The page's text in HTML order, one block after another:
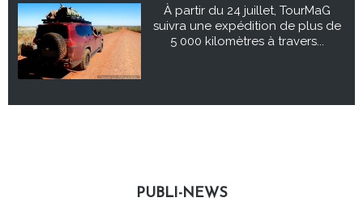
À partir du 24 juillet, TourMaG
suivra une expédition de plus de
5 000 kilomètres à travers...
PUBLI-NEWS